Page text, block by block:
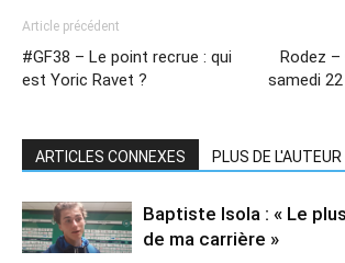
Article précédent
#GF38 – Le point recrue : qui
est Yoric Ravet ?
Rodez –
samedi
ARTICLES CONNEXES PLUS DE L'AUTEUR
Baptiste Isola : « Le
de ma carrière »